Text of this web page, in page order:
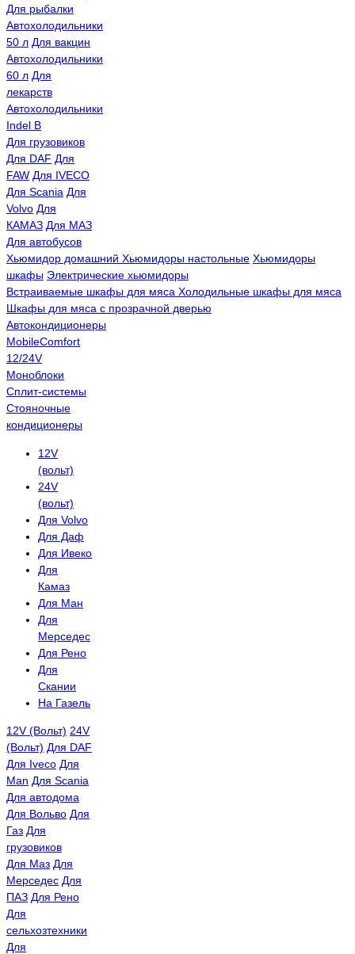
Для рыбалки
Автохолодильники
50 л Для вакцин
Автохолодильники
60 л Для
лекарств
Автохолодильники
Indel B
Для грузовиков
Для DAF Для
FAW Для IVECO
Для Scania Для
Volvo Для
КАМАЗ Для МАЗ
Для автобусов
Хьюмидор домашний Хьюмидоры настольные Хьюмидоры
шкафы Электрические хьюмидоры
Встраиваемые шкафы для мяса Холодильные шкафы для мяса
Шкафы для мяса с прозрачной дверью
Автокондиционеры
MobileComfort
12/24V
Моноблоки
Сплит-системы
Стояночные
кондиционеры
12V
(вольт)
24V
(вольт)
Для Volvo
Для Даф
Для Ивеко
Для
Камаз
Для Ман
Для
Мерседес
Для Рено
Для
Скании
На Газель
12V (Вольт) 24V
(Вольт) Для DAF
Для Iveco Для
Man Для Scania
Для автодома
Для Вольво Для
Газ Для
грузовиков
Для Маз Для
Мерседес Для
ПАЗ Для Рено
Для
сельхозтехники
Для